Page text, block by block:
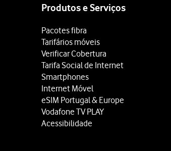
Produtos e Serviços
Pacotes fibra
Tarifários móveis
Verificar Cobertura
Tarifa Social de Internet
Smartphones
Internet Móvel
eSIM Portugal & Europe
Vodafone TV PLAY
Acessibilidade